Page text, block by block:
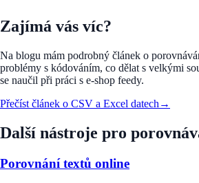
Zajímá vás víc?
Na blogu mám podrobný článek o
problémy s kódováním, co dělat s velkými
se naučil při práci s e-shop feedy.
Přečíst článek o CSV a Excel datech →
Další nástroje pro
Porovnání textů online